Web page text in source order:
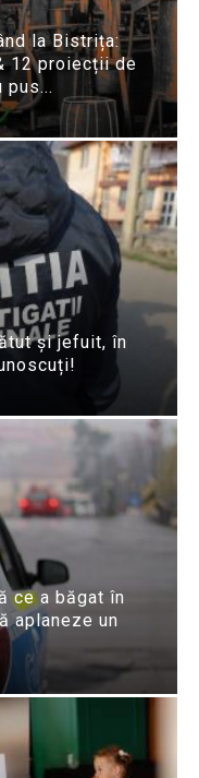
la Bistrița:
12 proiecții de
pus...
și jefuit, în
ce a băgat în
aplaneze un